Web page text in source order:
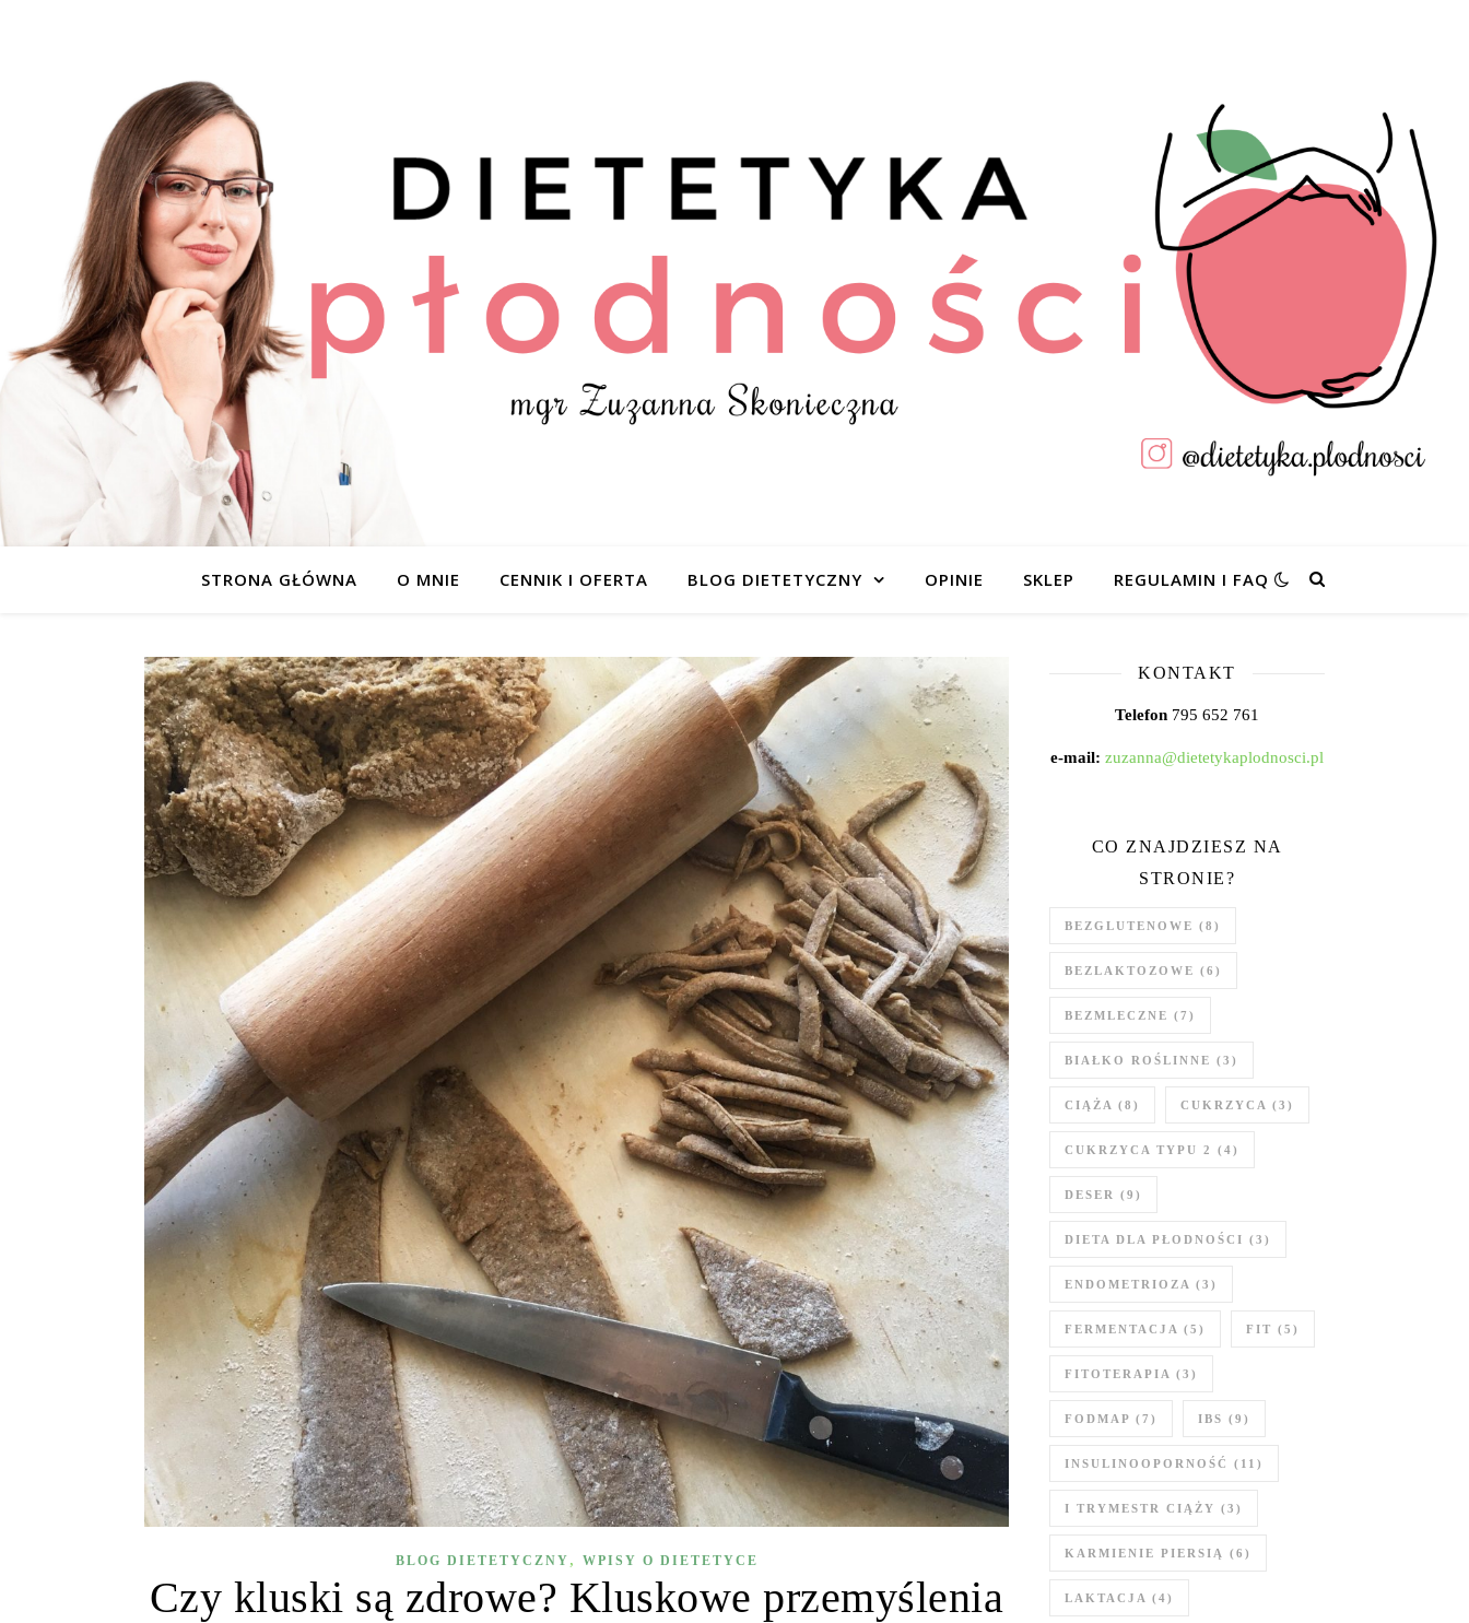
STRONA GŁÓWNA O MNIE CENNIK I OFERTA BLOG DIETETYCZNY OPINIE SKLEP REGULAMIN I FAQ
BLOG DIETETYCZNY , WPISY O DIETETYCE
Czy kluski są zdrowe? Kluskowe przemyślenia
KONTAKT
Telefon 795 652 761
e-mail: zuzanna@dietetykaplodnosci.pl
CO ZNAJDZIESZ NA
STRONIE?
BEZGLUTENOWE (8)
BEZLAKTOZOWE (6)
BEZMLECZNE (7)
BIAŁKO ROŚLINNE (3)
CIĄŻA (8) CUKRZYCA (3)
CUKRZYCA TYPU 2 (4)
DESER (9)
DIETA DLA PŁODNOŚCI (3)
ENDOMETRIOZA (3)
FERMENTACJA (5) FIT (5)
FITOTERAPIA (3)
FODMAP (7) IBS (9)
INSULINOOPORNOŚĆ (11)
I TRYMESTR CIĄŻY (3)
KARMIENIE PIERSIĄ (6)
LAKTACJA (4)